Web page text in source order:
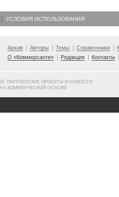
УСЛОВИЯ ИСПОЛЬЗОВАНИЯ
Архив Авторы Темы Справочники
О «Коммерсанте»
Редакция Контакты
ПАРТНЕРСКИЕ ПРОЕКТЫ И НОВОСТИ
КОММЕРЧЕСКОЙ ОСНОВЕ